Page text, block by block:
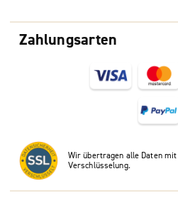
Zahlungsarten
Wir übertragen alle Daten
Verschlüsselung.